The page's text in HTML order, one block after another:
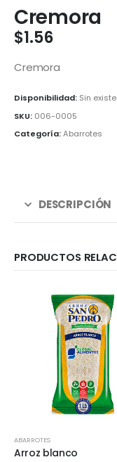
Cremora
$1.56
Cremora
Disponibilidad: Sin
SKU: 006-0005
Categoría:Abarrotes
DESCRIPCIÓN
PRODUCTOS
ABARROTES
Arroz blanco